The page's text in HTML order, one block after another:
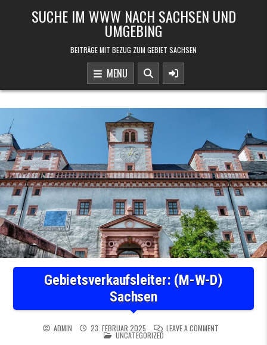
SUCHE IM WWW NACH SACHSEN UND
UMGEBING
BEITRÄGE MIT BEZUG ZUM GEBIET SACHSEN
MENU
Gebietsverkaufsleiter: (M-W-D)
Sachsen
ADMIN 23. FEBRUAR 2025 LEAVE A COMMENTON
POSTED IN
UNCATEGORIZED